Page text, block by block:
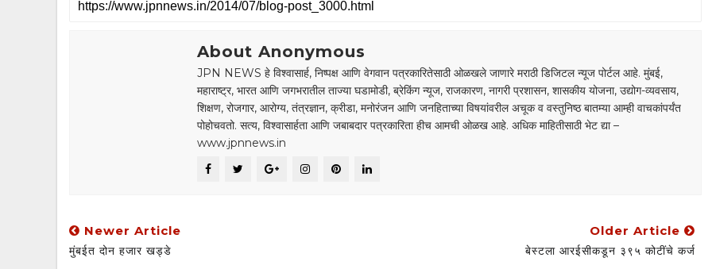
About Anonymous
JPN NEWS हे विश्वासार्ह, निष्पक्ष आणि वेगवान पत्रकारितेसाठी ओळखले जाणारे मराठी डिजिटल न्यूज पोर्टल आहे. मुंबई,
महाराष्ट्र, भारत आणि जगभरातील ताज्या घडामोडी, ब्रेकिंग न्यूज, राजकारण, नागरी प्रशासन, शासकीय योजना, उद्योग-व्यवसाय,
शिक्षण, रोजगार, आरोग्य, तंत्रज्ञान, क्रीडा, मनोरंजन आणि जनहिताच्या विषयांवरील अचूक व वस्तुनिष्ठ बातम्या आम्ही वाचकांपर्यंत
पोहोचवतो. सत्य, विश्वासार्हता आणि जबाबदार पत्रकारिता हीच आमची ओळख आहे. अधिक माहितीसाठी भेट द्या –
www.jpnnews.in
Newer Article
मुंबईत दोन हजार खड्डे
Older Article
बेस्टला आरईसीकडून ३९५ कोटींचे कर्ज